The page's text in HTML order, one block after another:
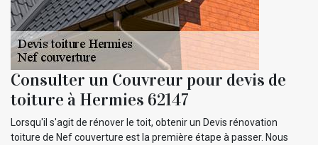
Consulter un Couvreur pour devis de
toiture à Hermies 62147
Lorsqu'il s'agit de rénover le toit, obtenir un Devis rénovation
toiture de Nef couverture est la première étape à passer. Nous